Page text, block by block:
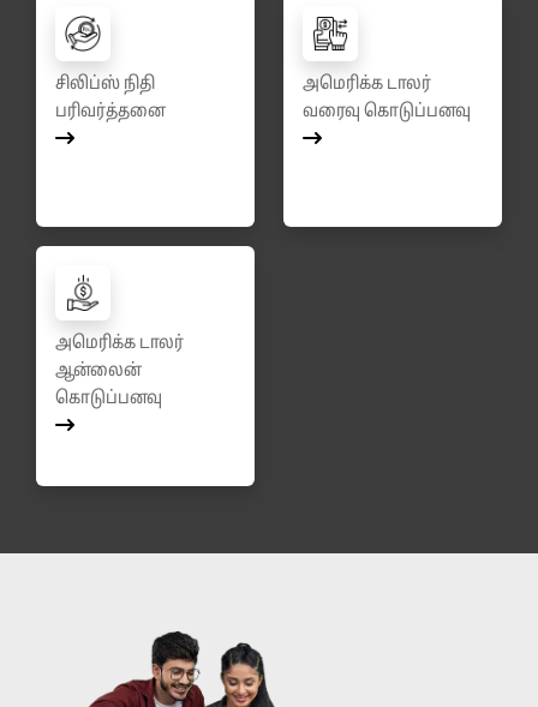
சிலிப்ஸ் நிதி
பரிவர்த்தனை
அமெரிக்க டாலர்
வரைவு கொடுப்பனவு
அமெரிக்க டாலர்
ஆன்லைன்
கொடுப்பனவு